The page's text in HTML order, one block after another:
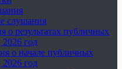
слушания
о результатах публичных
год
о начале публичных
год